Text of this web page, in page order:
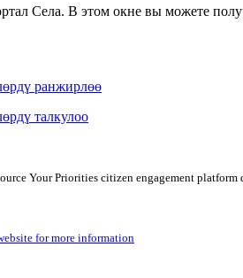
Села. В этом окне вы можете
ранжирлөө
талкулоо
Your Priorities citizen engagement
for more information